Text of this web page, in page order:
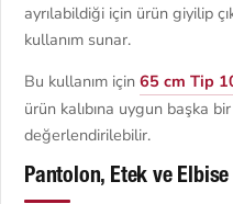
ayrılabildiği için ürün giyilip
kullanım sunar.
Bu kullanım için 65 cm Tip
ürün kalıbına uygun başka
değerlendirilebilir.
Pantolon, Etek ve